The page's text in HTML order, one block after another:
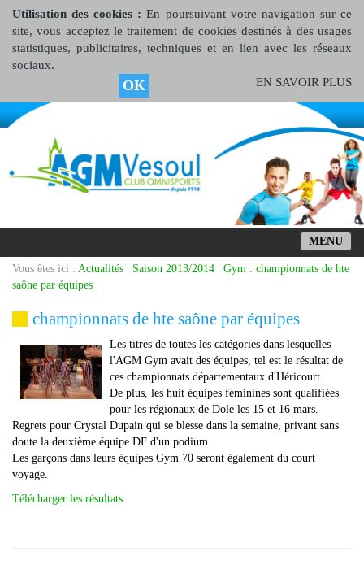
Utilisation des cookies :En poursuivant votre navigation sur ce
site, vous acceptez le traitement de cookies destinés à des usages
statistiques, publicitaires, techniques et en lien avec les réseaux
sociaux.
OK EN SAVOIR PLUS
MENU
Vous êtes ici : Actualités Saison 2013/2014
Gym : championnats de hte
saône par équipes
championnats de hte saône par équipes
Les titres de toutes les catégories dans lesquelles
l'AGM Gym avait des équipes, tel est le résultat de
ces championnats départementaux d'Héricourt.
De plus, les huit équipes féminines sont qualifiées
pour les régionaux de Dole les 15 et 16 mars.
Regrets pour Crystal Dupain qui se blesse dans la semaine, privant sans
doute la deuxième équipe DF d'un podium.
Les garçons dans leurs équipes Gym 70 seront également du court
voyage.
Télécharger les résultats